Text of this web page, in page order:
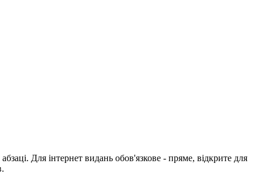
Для інтернет видань обов'язкове - пряме, відкрите для